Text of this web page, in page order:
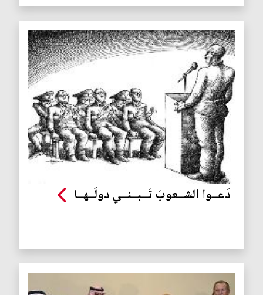
دَعــوا الشــعوبَ تَــبــنــي دولَــهــا